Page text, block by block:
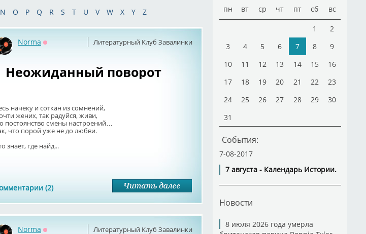
N O P Q R S T U V W X Y Z
Литературный Клуб Завалинки
Norma
Неожиданный поворот
начеку и соткан из сомнений,
жених, так радуйся, живи,
постоянство смены настроений…
что порой уже не до любви.
знает, где найд...
(2)
Литературный Клуб Завалинки
Norma
пн вт ср чт пт сб вс
1
2
3
4 5 6 7 8
9
10
11 12 13 14 15
16
17
18 19 20 21 22
23
24
25 26 27 28 29
30
31
События:
7-08-2017
7 августа - Календарь Истории.
Новости
8 июля 2026 года умерла